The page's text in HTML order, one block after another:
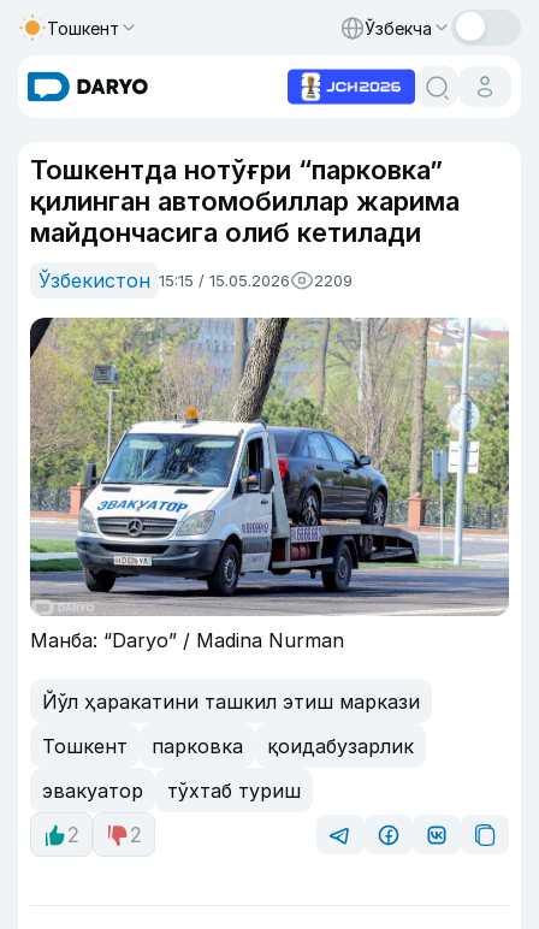
Тошкент Ўзбекча
Тошкентда нотўғри “парковка”
қилинган автомобиллар жарима
майдончасига олиб кетилади
Ўзбекистон 15:15 / 15.05.2026 2209
Манба: “Daryo” / Madina Nurman
Йўл ҳаракатини ташкил этиш маркази
Тошкент
парковка
қоидабузарлик
эвакуатор
тўхтаб туриш
2
2